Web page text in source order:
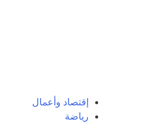
إقتصاد وأعمال
رياضة